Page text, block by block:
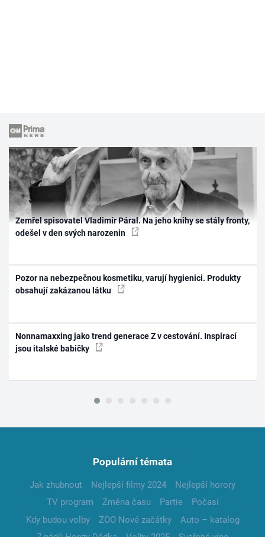
Zemřel spisovatel Vladimír Páral. Na jeho knihy se stály fronty,
odešel v den svých narozenin
Pozor na nebezpečnou kosmetiku, varují hygienici. Produkty
obsahují zakázanou látku
Nonnamaxxing jako trend generace Z v cestování. Inspirací
jsou italské babičky
Populární témata
Jak zhubnout Nejlepší filmy 2024
Nejlepší horory
TV program
Změna času Partie
Počasí
Kdy budou volby
ZOO Nové začátky
Auto – katalog